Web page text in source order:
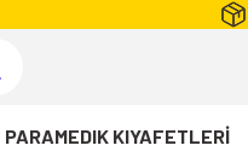
PARAMEDIK KIYAFETLERİ